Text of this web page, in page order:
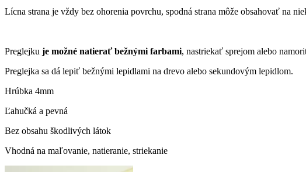
Lícna strana je vždy bez ohorenia povrchu, spodná strana môže obsahovať na
Preglejku je možné natierať bežnými farbami, nastriekať sprejom alebo
Preglejka sa dá lepiť bežnými lepidlami na drevo alebo sekundovým lepidlom.
Hrúbka 4mm
Ľahučká a pevná
Bez obsahu škodlivých látok
Vhodná na maľovanie, natieranie, striekanie